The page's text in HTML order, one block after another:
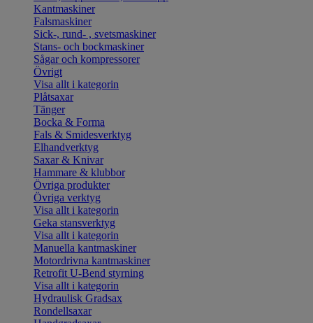
Kantmaskiner
Falsmaskiner
Sick-, rund- , svetsmaskiner
Stans- och bockmaskiner
Sågar och kompressorer
Övrigt
Visa allt i kategorin
Plåtsaxar
Tänger
Bocka & Forma
Fals & Smidesverktyg
Elhandverktyg
Saxar & Knivar
Hammare & klubbor
Övriga produkter
Övriga verktyg
Visa allt i kategorin
Geka stansverktyg
Visa allt i kategorin
Manuella kantmaskiner
Motordrivna kantmaskiner
Retrofit U-Bend styrning
Visa allt i kategorin
Hydraulisk Gradsax
Rondellsaxar